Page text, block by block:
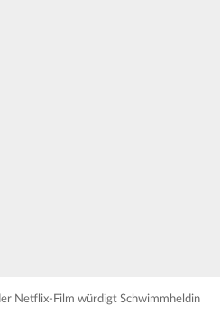
Netflix-Film würdigt Schwimmheldin